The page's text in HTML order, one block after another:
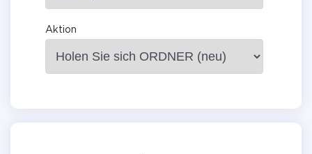
Aktion